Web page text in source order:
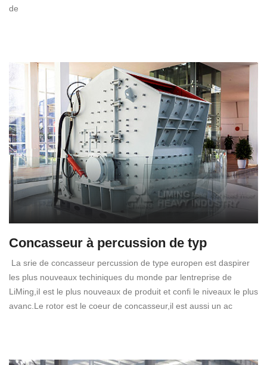
de
Concasseur à percussion de typ
La srie de concasseur percussion de type europen est daspirer
les plus nouveaux techiniques du monde par lentreprise de
LiMing,iI est le plus nouveaux de produit et confi le niveaux le plus
avanc.Le rotor est le coeur de concasseur,il est aussi un ac